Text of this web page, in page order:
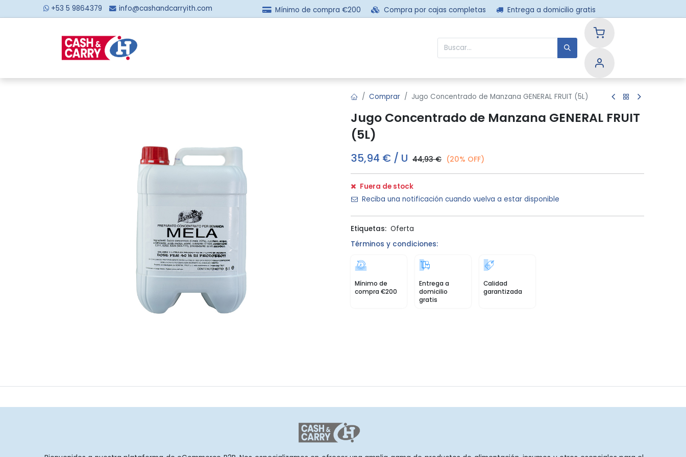
+53 5 9864379 info@cashandcarryith.com Mínimo de compra €200 Compra por cajas completas Entrega a domicilio gratis
Contáctanos
Comprar Jugo Concentrado de Manzana GENERAL FRUIT (5L)
Jugo Concentrado de Manzana GENERAL FRUIT
(5L)
35,94 € / U 44,93€ (20% OFF)
Fuera de stock
Reciba una notificación cuando vuelva a estar disponible
Etiquetas: Oferta
Términos y condiciones:
Mínimo de
compra €200
Entrega a
domicilio
gratis
Calidad
garantizada